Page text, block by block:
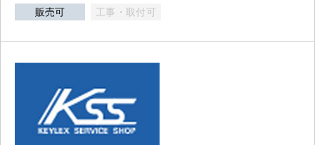
販売可 工事・取付可